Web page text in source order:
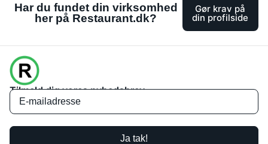
Har du fundet din virksomhed
her på Restaurant.dk?
Gør krav på
din profilside
Tilmeld dig vores nyhedsbrev
Ja tak!